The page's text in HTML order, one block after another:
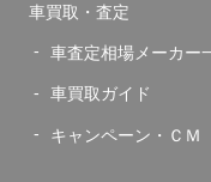
車買取・査定
車査定相場メーカー
車買取ガイド
キャンペーン・ＣＭ